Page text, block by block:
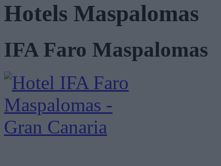
Hotels Maspalomas
IFA Faro Maspalomas